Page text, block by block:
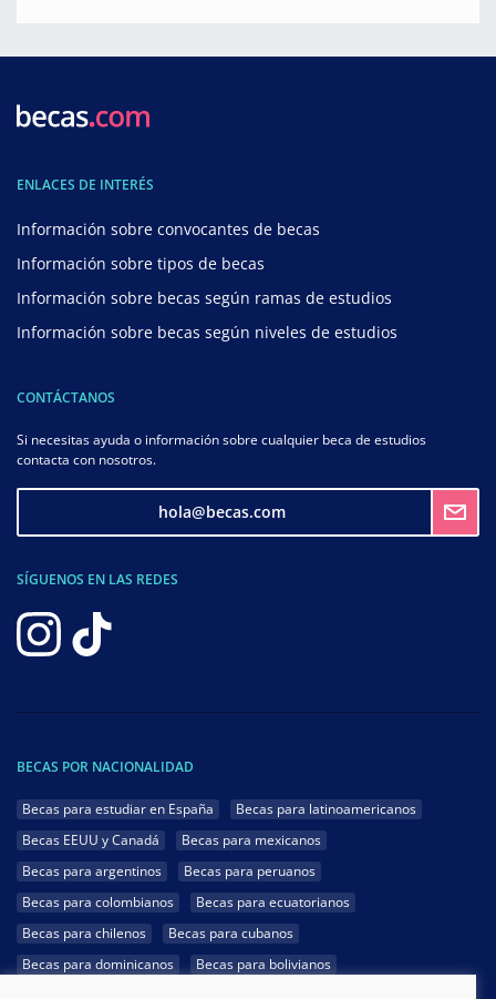
ENLACES DE INTERÉS
Información sobre convocantes de becas
Información sobre tipos de becas
Información sobre becas según ramas de estudios
Información sobre becas según niveles de estudios
CONTÁCTANOS
Si necesitas ayuda o información sobre cualquier beca de estudios
contacta con nosotros.
hola@becas.com
SÍGUENOS EN LAS REDES
BECAS POR NACIONALIDAD
Becas para estudiar en España
Becas para latinoamericanos
Becas EEUU y Canadá
Becas para mexicanos
Becas para argentinos
Becas para peruanos
Becas para colombianos
Becas para ecuatorianos
Becas para chilenos
Becas para cubanos
Becas para dominicanos
Becas para bolivianos